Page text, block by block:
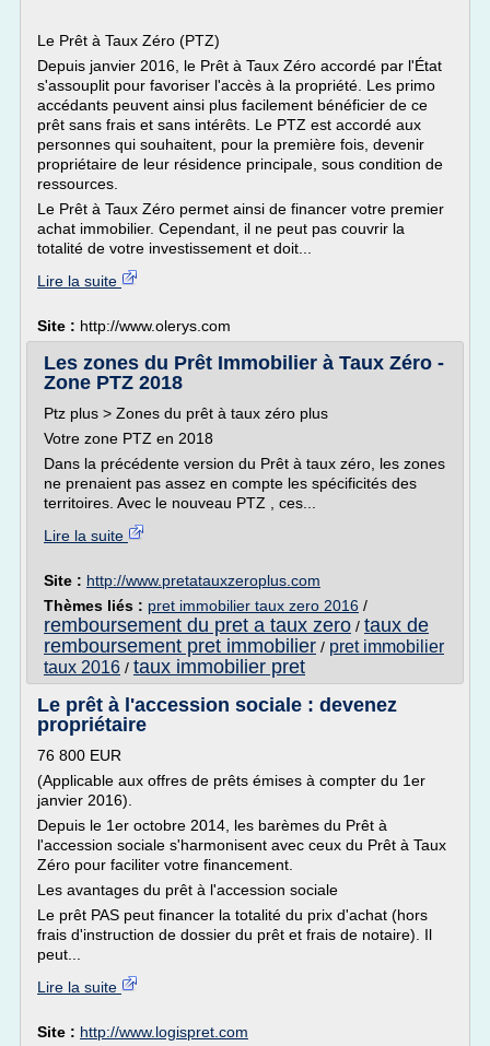
Le Prêt à Taux Zéro (PTZ)
Depuis janvier 2016, le Prêt à Taux Zéro accordé par l'État
s'assouplit pour favoriser l'accès à la propriété. Les primo
accédants peuvent ainsi plus facilement bénéficier de ce
prêt sans frais et sans intérêts. Le PTZ est accordé aux
personnes qui souhaitent, pour la première fois, devenir
propriétaire de leur résidence principale, sous condition de
ressources.
Le Prêt à Taux Zéro permet ainsi de financer votre premier
achat immobilier. Cependant, il ne peut pas couvrir la
totalité de votre investissement et doit...
Lire la suite
Site : http://www.olerys.com
Les zones du Prêt Immobilier à Taux Zéro -
Zone PTZ 2018
Ptz plus > Zones du prêt à taux zéro plus
Votre zone PTZ en 2018
Dans la précédente version du Prêt à taux zéro, les zones
ne prenaient pas assez en compte les spécificités des
territoires. Avec le nouveau PTZ , ces...
Lire la suite
Site : http://www.pretatauxzeroplus.com
Thèmes liés : pret immobilier taux zero 2016 /
remboursement du pret a taux zero / taux de
remboursement pret immobilier / pret immobilier
taux 2016 / taux immobilier pret
Le prêt à l'accession sociale : devenez
propriétaire
76 800 EUR
(Applicable aux offres de prêts émises à compter du 1er
janvier 2016).
Depuis le 1er octobre 2014, les barèmes du Prêt à
l'accession sociale s'harmonisent avec ceux du Prêt à Taux
Zéro pour faciliter votre financement.
Les avantages du prêt à l'accession sociale
Le prêt PAS peut financer la totalité du prix d'achat (hors
frais d'instruction de dossier du prêt et frais de notaire). Il
peut...
Lire la suite
Site : http://www.logispret.com